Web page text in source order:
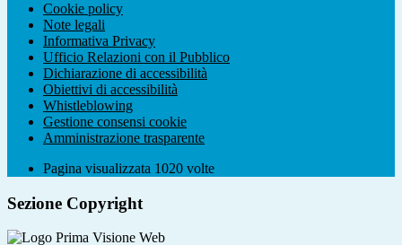
Cookie policy
Note legali
Informativa Privacy
Ufficio Relazioni con il Pubblico
Dichiarazione di accessibilità
Obiettivi di accessibilità
Whistleblowing
Gestione consensi cookie
Amministrazione trasparente
Pagina visualizzata 1020 volte
Sezione Copyright